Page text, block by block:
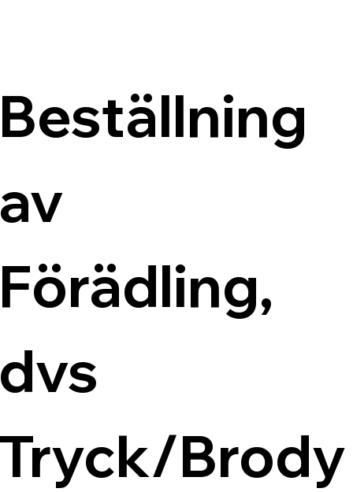
Brody